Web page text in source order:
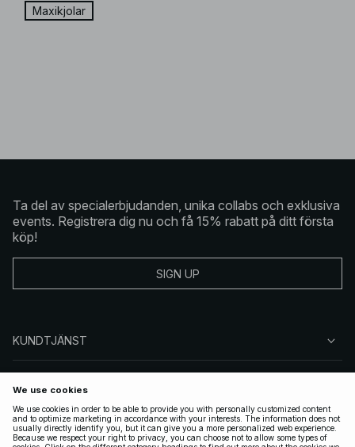
Maxikjolar
Ta del av specialerbjudanden, unika collabs och exklusiva
events. Registrera dig nu och få 15% rabatt på ditt första
köp!
SIGN UP
KUNDTJÄNST
FÖLJ OSS